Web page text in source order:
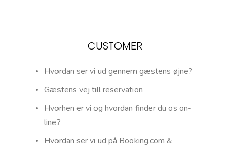
CUSTOMER
Hvordan ser vi ud gennem gæstens øjne?
Gæstens vej till reservation
Hvorhen er vi og hvordan finder du os on-
line?
Hvordan ser vi ud på Booking.com &